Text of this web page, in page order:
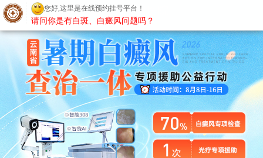
昆明白癜风医院
您好,这里是在线预约挂号平台！
请问你是有白斑、白癜风问题吗？